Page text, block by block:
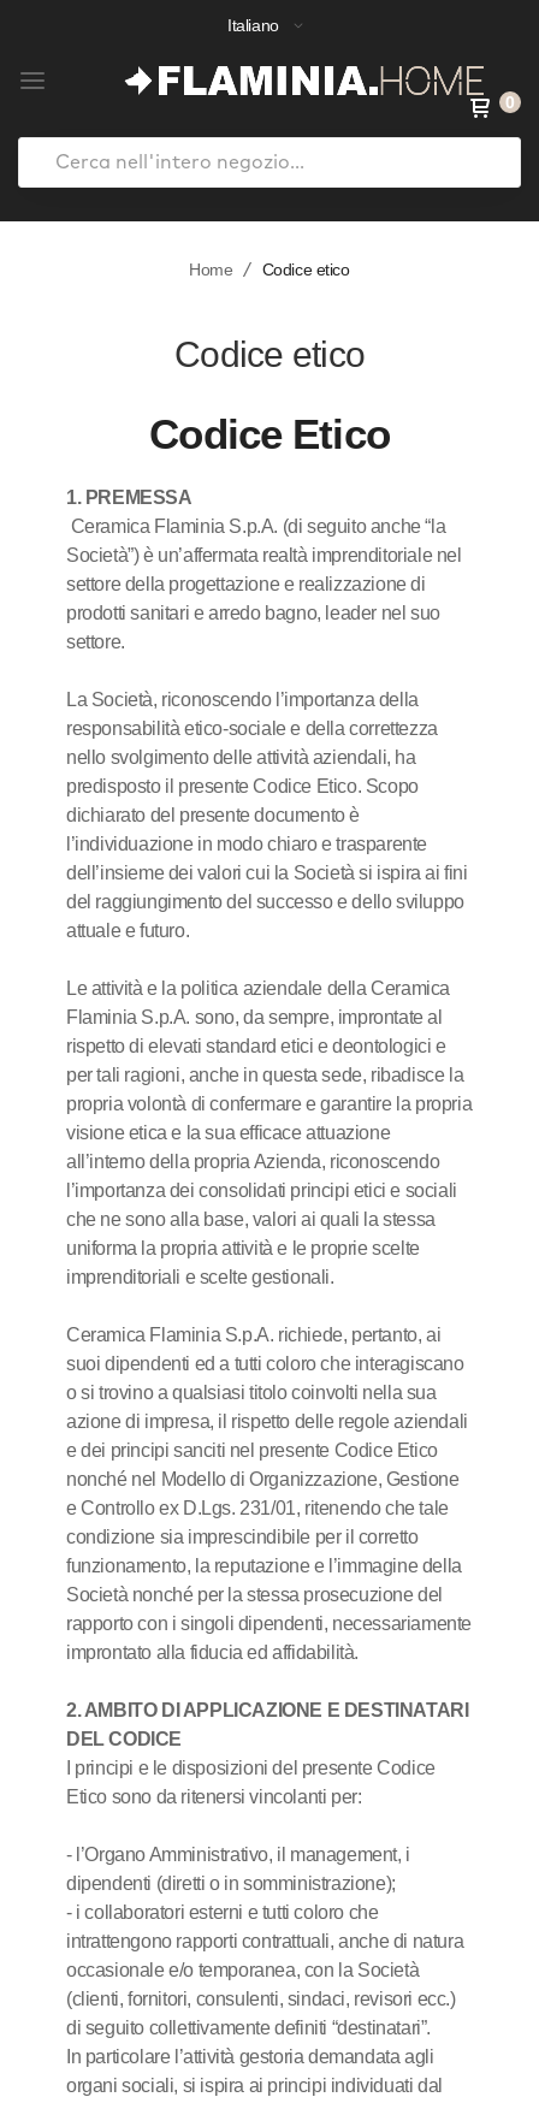
Italiano
0
Home Codice etico
Codice etico
Codice Etico
1. PREMESSA
Ceramica Flaminia S.p.A. (di seguito anche “la
Società”) è un’affermata realtà imprenditoriale nel
settore della progettazione e realizzazione di
prodotti sanitari e arredo bagno, leader nel suo
settore.
La Società, riconoscendo l’importanza della
responsabilità etico-sociale e della correttezza
nello svolgimento delle attività aziendali, ha
predisposto il presente Codice Etico. Scopo
dichiarato del presente documento è
l’individuazione in modo chiaro e trasparente
dell’insieme dei valori cui la Società si ispira ai fini
del raggiungimento del successo e dello sviluppo
attuale e futuro.
Le attività e la politica aziendale della Ceramica
Flaminia S.p.A. sono, da sempre, improntate al
rispetto di elevati standard etici e deontologici e
per tali ragioni, anche in questa sede, ribadisce la
propria volontà di confermare e garantire la propria
visione etica e la sua efficace attuazione
all’interno della propria Azienda, riconoscendo
l’importanza dei consolidati principi etici e sociali
che ne sono alla base, valori ai quali la stessa
uniforma la propria attività e le proprie scelte
imprenditoriali e scelte gestionali.
Ceramica Flaminia S.p.A. richiede, pertanto, ai
suoi dipendenti ed a tutti coloro che interagiscano
o si trovino a qualsiasi titolo coinvolti nella sua
azione di impresa, il rispetto delle regole aziendali
e dei principi sanciti nel presente Codice Etico
nonché nel Modello di Organizzazione, Gestione
e Controllo ex D.Lgs. 231/01, ritenendo che tale
condizione sia imprescindibile per il corretto
funzionamento, la reputazione e l’immagine della
Società nonché per la stessa prosecuzione del
rapporto con i singoli dipendenti, necessariamente
improntato alla fiducia ed affidabilità.
2. AMBITO DI APPLICAZIONE E DESTINATARI
DEL CODICE
I principi e le disposizioni del presente Codice
Etico sono da ritenersi vincolanti per:
- l’Organo Amministrativo, il management, i
dipendenti (diretti o in somministrazione);
- i collaboratori esterni e tutti coloro che
intrattengono rapporti contrattuali, anche di natura
occasionale e/o temporanea, con la Società
(clienti, fornitori, consulenti, sindaci, revisori ecc.)
di seguito collettivamente definiti “destinatari”.
In particolare l’attività gestoria demandata agli
organi sociali, si ispira ai principi individuati dal